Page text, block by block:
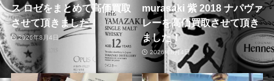
ス ロゼをまとめて高価買取
させて頂きました！
2026年8月4日
murasaki 紫 2018 ナパヴァ
レーを高価買取させて頂き
ました！
2026年8月4日